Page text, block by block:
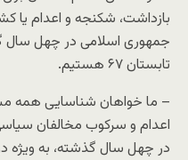
بازداشت، شکنجه و اعدام
تابستان ۶۷ هستیم.
– ما خواهان شناسایی همه
اعدام و سرکوب مخالفان